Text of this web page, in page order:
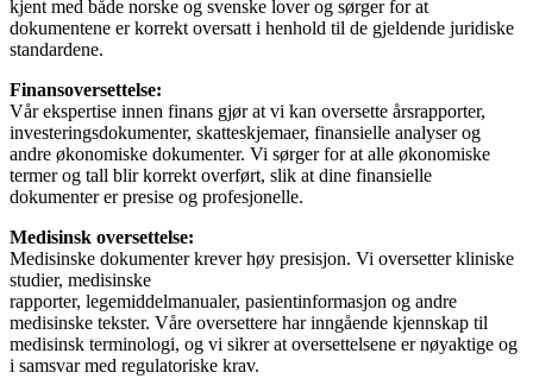
kjent med både norske og svenske lover og sørger for at
dokumentene er korrekt oversatt i henhold til de gjeldende juridiske
standardene.
Finansoversettelse:
Vår ekspertise innen finans gjør at vi kan oversette årsrapporter,
investeringsdokumenter, skatteskjemaer, finansielle analyser og
andre økonomiske dokumenter. Vi sørger for at alle økonomiske
termer og tall blir korrekt overført, slik at dine finansielle
dokumenter er presise og profesjonelle.
Medisinsk oversettelse:
Medisinske dokumenter krever høy presisjon. Vi oversetter kliniske
studier, medisinske
rapporter, legemiddelmanualer, pasientinformasjon og andre
medisinske tekster. Våre oversettere har inngående kjennskap til
medisinsk terminologi, og vi sikrer at oversettelsene er nøyaktige og
i samsvar med regulatoriske krav.